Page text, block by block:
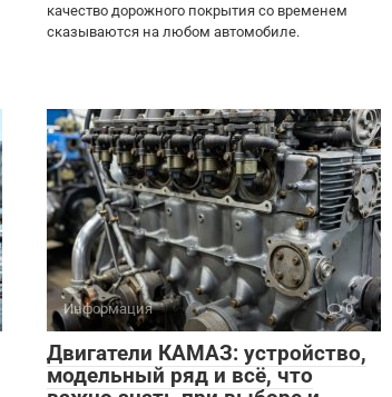
качество дорожного покрытия со временем
сказываются на любом автомобиле.
Информация 0
Двигатели КАМАЗ: устройство,
модельный ряд и всё, что